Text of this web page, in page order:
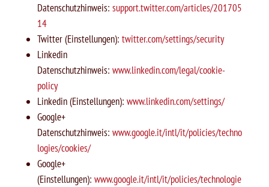
Datenschutzhinweis: support.twitter.com/articles/201705
14
Twitter (Einstellungen): twitter.com/settings/security
Linkedin
Datenschutzhinweis: www.linkedin.com/legal/cookie-
policy
Linkedin (Einstellungen): www.linkedin.com/settings/
Google+
Datenschutzhinweis: www.google.it/intl/it/policies/techno
logies/cookies/
Google+
(Einstellungen): www.google.it/intl/it/policies/technologie